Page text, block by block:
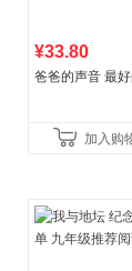
¥33.80
爸爸的声音 最好
加入购